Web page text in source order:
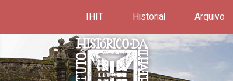
IHIT Historial Arquivo